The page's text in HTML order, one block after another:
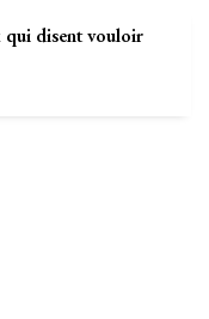
qui disent vouloir